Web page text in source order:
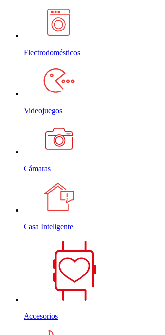
Electrodomésticos
Videojuegos
Cámaras
Casa Inteligente
Accesorios